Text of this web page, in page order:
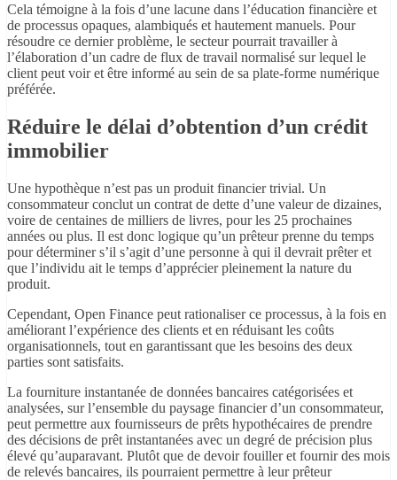
Cela témoigne à la fois d’une lacune dans l’éducation financière et
de processus opaques, alambiqués et hautement manuels. Pour
résoudre ce dernier problème, le secteur pourrait travailler à
l’élaboration d’un cadre de flux de travail normalisé sur lequel le
client peut voir et être informé au sein de sa plate-forme numérique
préférée.
Réduire le délai d’obtention d’un crédit
immobilier
Une hypothèque n’est pas un produit financier trivial. Un
consommateur conclut un contrat de dette d’une valeur de dizaines,
voire de centaines de milliers de livres, pour les 25 prochaines
années ou plus. Il est donc logique qu’un prêteur prenne du temps
pour déterminer s’il s’agit d’une personne à qui il devrait prêter et
que l’individu ait le temps d’apprécier pleinement la nature du
produit.
Cependant, Open Finance peut rationaliser ce processus, à la fois en
améliorant l’expérience des clients et en réduisant les coûts
organisationnels, tout en garantissant que les besoins des deux
parties sont satisfaits.
La fourniture instantanée de données bancaires catégorisées et
analysées, sur l’ensemble du paysage financier d’un consommateur,
peut permettre aux fournisseurs de prêts hypothécaires de prendre
des décisions de prêt instantanées avec un degré de précision plus
élevé qu’auparavant. Plutôt que de devoir fouiller et fournir des mois
de relevés bancaires, ils pourraient permettre à leur prêteur